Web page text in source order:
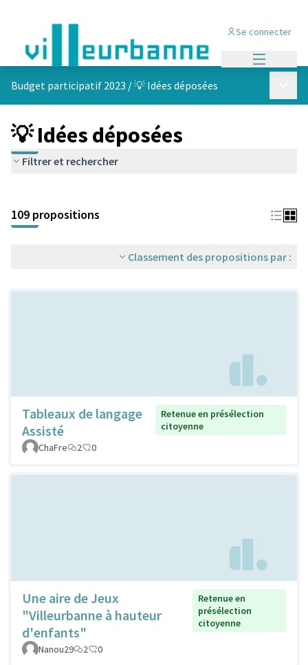
Se connecter
Budget participatif 2023 /💡 Idées déposées
💡 Idées déposées
Filtrer et rechercher
+
−
109 propositions
Classement des propositions par :
Tableaux de langage
Assisté
Retenue en présélection
citoyenne
ChaFre
2 0
Une aire de Jeux
"Villeurbanne à hauteur
d'enfants"
Retenue en
présélection
citoyenne
Nanou29 2 0